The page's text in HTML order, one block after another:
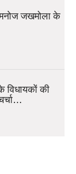
मनोज जखमोला के
विधायकों की